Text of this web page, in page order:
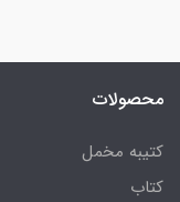
محصولات
کتیبه مخمل
کتاب